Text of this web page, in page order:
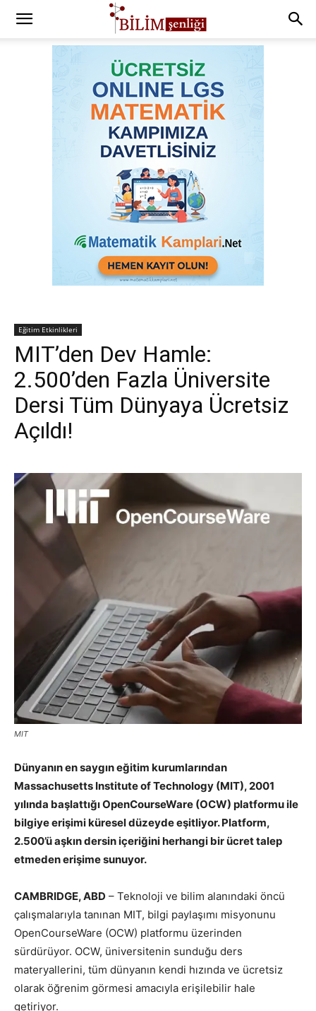
Eğitim Etkinlikleri
MIT’den Dev Hamle:
2.500’den Fazla Üniversite
Dersi Tüm Dünyaya Ücretsiz
Açıldı!
MIT
Dünyanın en saygın eğitim kurumlarından
Massachusetts Institute of Technology (MIT), 2001
yılında başlattığı OpenCourseWare (OCW) platformu ile
bilgiye erişimi küresel düzeyde eşitliyor. Platform,
2.500’ü aşkın dersin içeriğini herhangi bir ücret talep
etmeden erişime sunuyor.
CAMBRIDGE, ABD – Teknoloji ve bilim alanındaki öncü
çalışmalarıyla tanınan MIT, bilgi paylaşımı misyonunu
OpenCourseWare (OCW) platformu üzerinden
sürdürüyor. OCW, üniversitenin sunduğu ders
materyallerini, tüm dünyanın kendi hızında ve ücretsiz
olarak öğrenim görmesi amacıyla erişilebilir hale
getiriyor.